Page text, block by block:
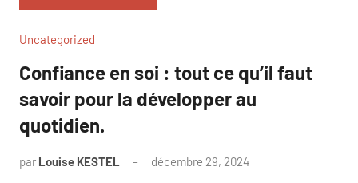
Uncategorized
Confiance en soi : tout ce qu’il faut
savoir pour la développer au
quotidien.
par Louise KESTEL décembre 29, 2024